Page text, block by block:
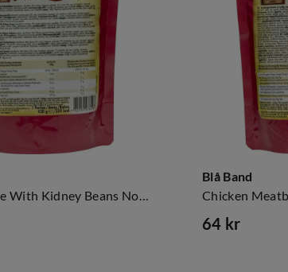
Chili Sin Carne With Kidney Beans NoColour
Blå Band
64 kr